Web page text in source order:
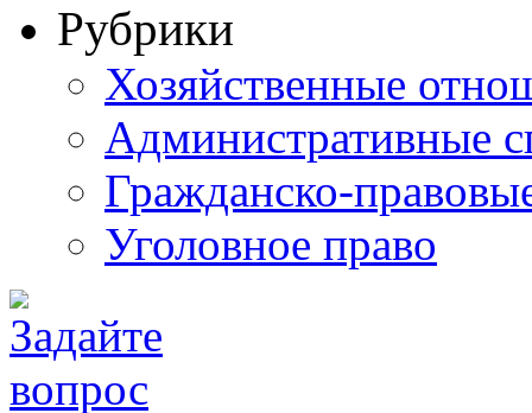
Рубрики
Хозяйственные
Административные
Гражданско-
Уголовное право